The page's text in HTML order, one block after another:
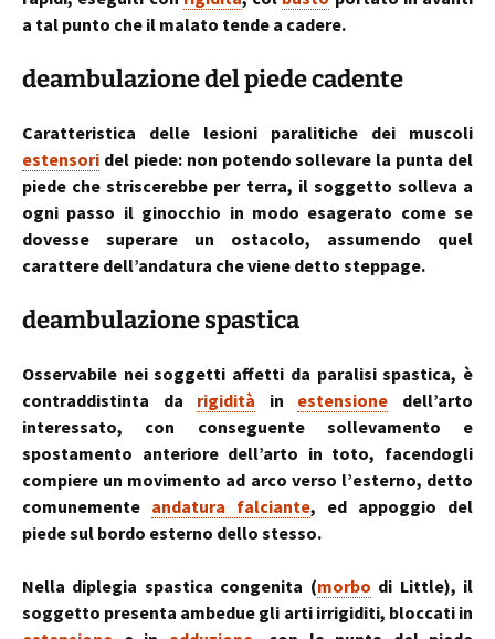
a tal punto che il malato tende a cadere.
deambulazione del piede cadente
Caratteristica delle lesioni paralitiche dei muscoli
estensori del piede: non potendo sollevare la punta del
piede che striscerebbe per terra, il soggetto solleva a
ogni passo il ginocchio in modo esagerato come se
dovesse superare un ostacolo, assumendo quel
carattere dell’andatura che viene detto steppage.
deambulazione spastica
Osservabile nei soggetti affetti da paralisi spastica, è
contraddistinta da rigidità in estensione dell’arto
interessato, con conseguente sollevamento e
spostamento anteriore dell’arto in toto, facendogli
compiere un movimento ad arco verso l’esterno, detto
comunemente andatura falciante, ed appoggio del
piede sul bordo esterno dello stesso.
Nella diplegia spastica congenita (morbo di Little), il
soggetto presenta ambedue gli arti irrigiditi, bloccati in